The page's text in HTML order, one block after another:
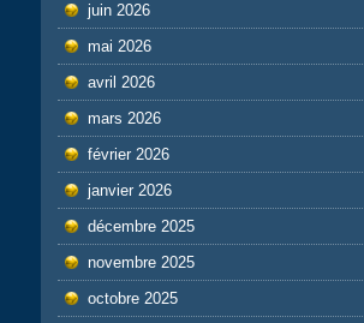
juin 2026
mai 2026
avril 2026
mars 2026
février 2026
janvier 2026
décembre 2025
novembre 2025
octobre 2025